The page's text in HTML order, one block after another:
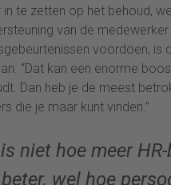
te zetten op het behoud,
van de
voordoen, is
“Dat kan een enorme
Dan heb je de meest
die je maar kunt vinden.”
niet hoe meer
wel hoe